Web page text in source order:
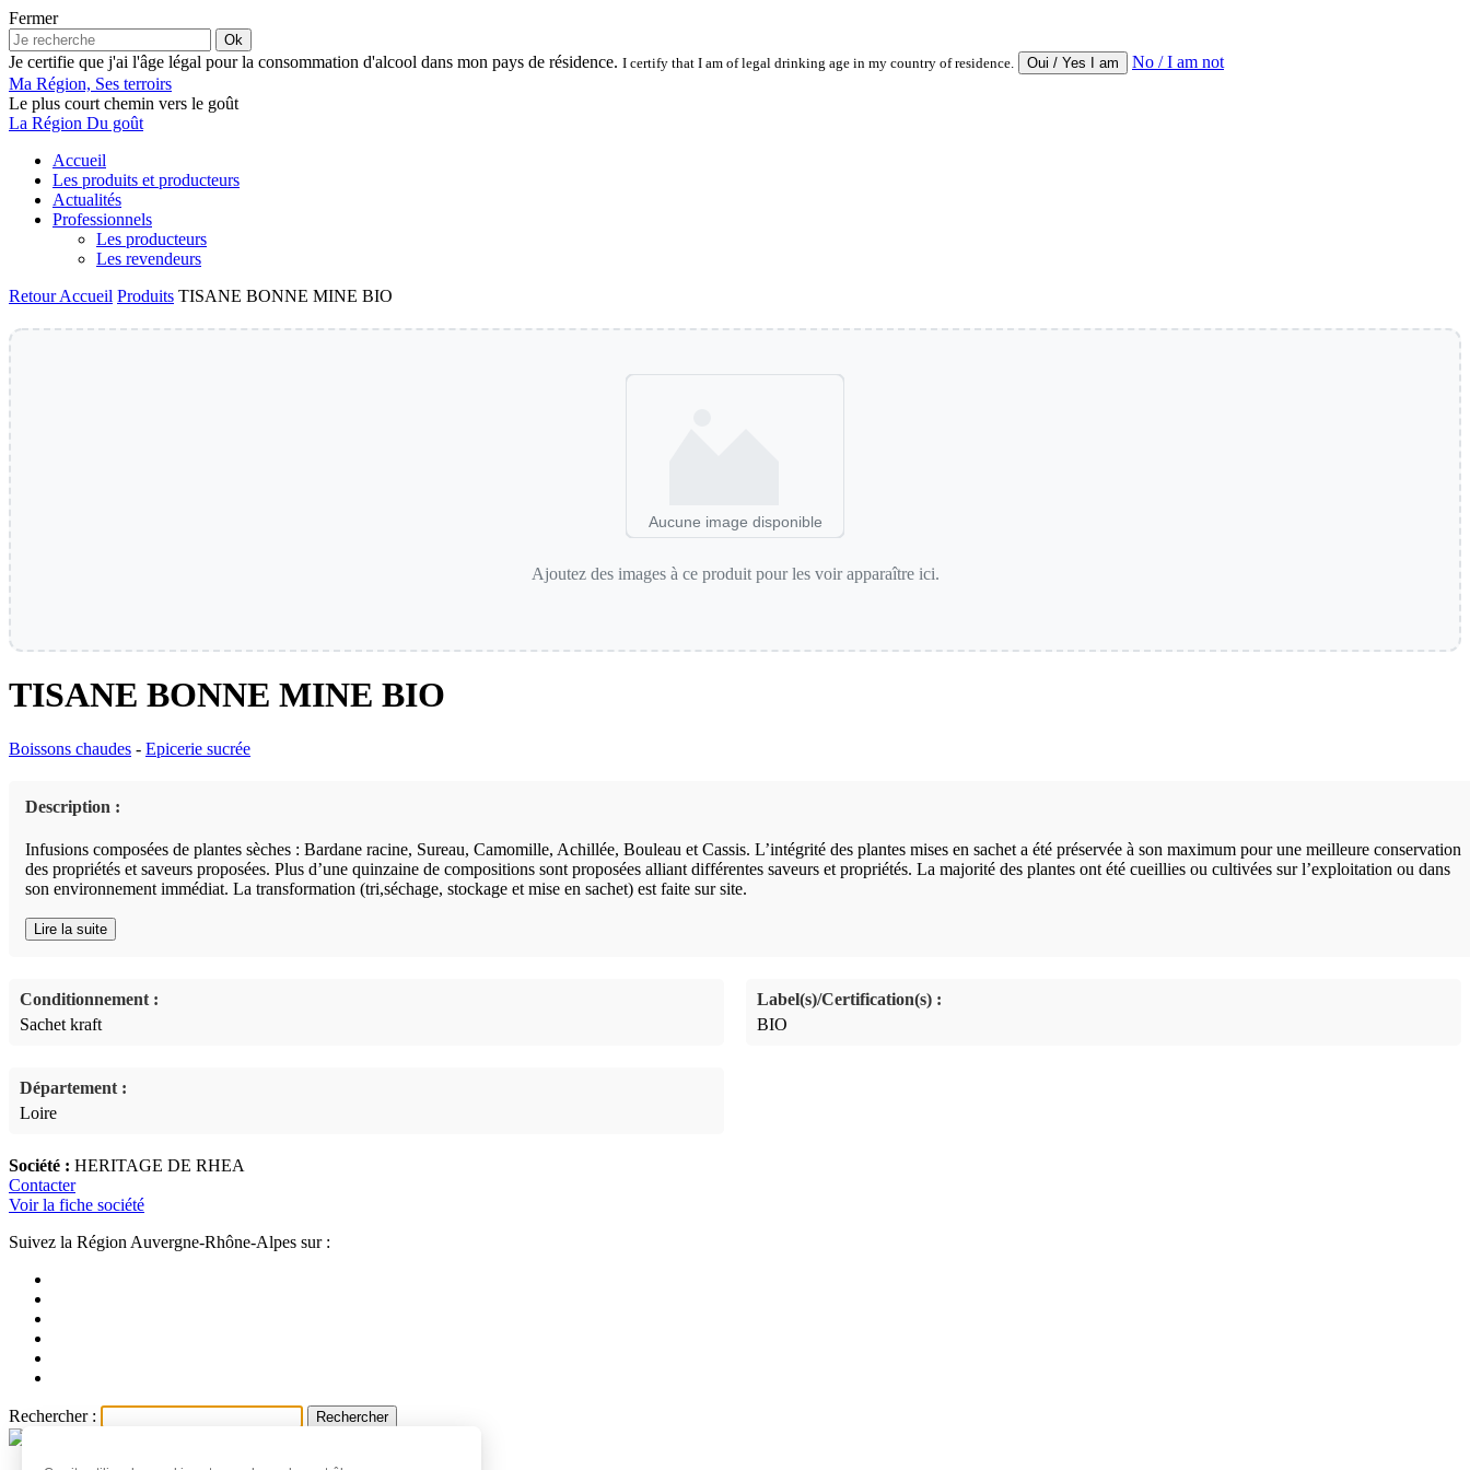
Fermer
Ok
Je certifie que j'ai l'âge légal pour la consommation d'alcool dans mon pays de résidence. I certify that I am of legal drinking age in my country of residence.
No / I am not
Ma Région, Ses terroirs
Le plus court chemin vers le goût
La Région Du goût
Accueil
Les produits et producteurs
Actualités
Professionnels
Les producteurs
Les revendeurs
RetourAccueil Produits TISANE BONNE MINE BIO
Aucune image disponible
Ajoutez des images à ce produit pour les voir apparaître ici.
TISANE BONNE MINE BIO
Boissons chaudes - Epicerie sucrée
Description :
Infusions composées de plantes sèches : Bardane racine, Sureau, Camomille, Achillée, Bouleau et Cassis. L’intégrité des plantes mises en sachet a été préservée à son maximum pour une meilleure conservation
des propriétés et saveurs proposées. Plus d’une quinzaine de compositions sont proposées alliant différentes saveurs et propriétés. La majorité des plantes ont été cueillies ou cultivées sur l’exploitation ou dans
son environnement immédiat. La transformation (tri,séchage, stockage et mise en sachet) est faite sur site.
Lire la suite
Conditionnement :
Sachet kraft
Label(s)/Certification(s) :
BIO
Département :
Loire
Société : HERITAGE DE RHEA
Contacter
Voir la fiche société
Suivez la Région Auvergne-Rhône-Alpes sur :
Rechercher :